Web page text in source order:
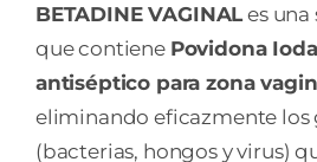
BETADINE VAGINAL es
que contiene Povidona
antiséptico para zona
eliminando eficazmente los
(bacterias, hongos y virus)